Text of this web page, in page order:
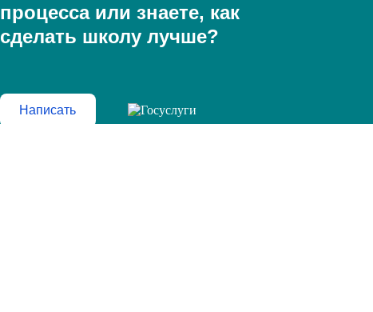
процесса или знаете, как
сделать школу лучше?
Написать